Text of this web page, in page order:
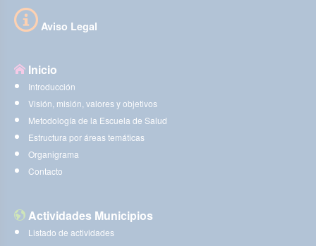
Aviso Legal
Inicio
Introducción
Visión, misión, valores y objetivos
Metodología de la Escuela de Salud
Estructura por áreas temáticas
Organigrama
Contacto
Actividades Municipios
Listado de actividades